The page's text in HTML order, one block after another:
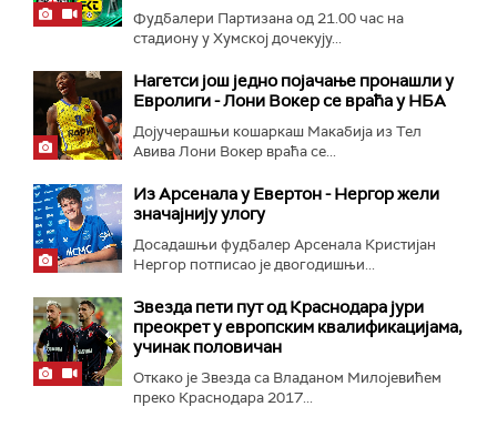
Фудбалери Партизана од 21.00 час на
стадиону у Хумској дочекују...
Нагетси још једно појачање пронашли у
Евролиги - Лони Вокер се враћа у НБА
Дојучерашњи кошаркаш Макабија из Тел
Авива Лони Вокер враћа се...
Из Арсенала у Евертон - Нергор жели
значајнију улогу
Досадашњи фудбалер Арсенала Кристијан
Нергор потписао је двогодишњи...
Звезда пети пут од Краснодара јури
преокрет у европским квалификацијама,
учинак половичан
Откако је Звезда са Владаном Милојевићем
преко Краснодара 2017...